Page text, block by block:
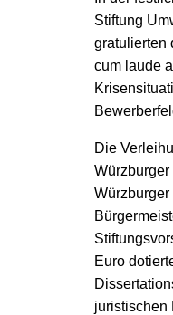
Stiftung
gratulierten
cum laude
Die
Euro
juristischen